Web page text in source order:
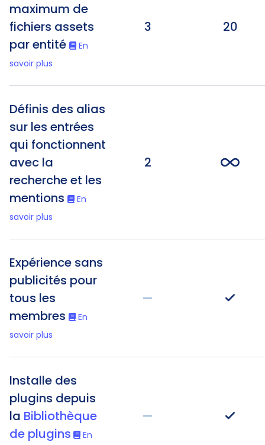
maximum de
fichiers assets
par entité
En
savoir plus
3 20
Définis des alias
sur les entrées
qui fonctionnent
avec la
recherche et les
mentions
En
savoir plus
2
Expérience sans
publicités pour
tous les
membres
En
savoir plus
—
Installe des
plugins depuis
la Bibliothèque
de plugins
En
—